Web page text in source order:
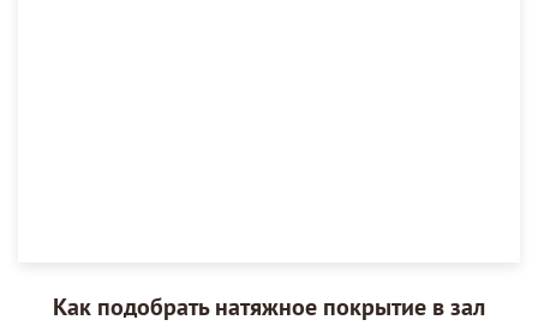
Как подобрать натяжное покрытие в зал